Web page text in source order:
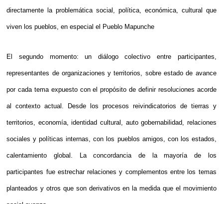
directamente la problemática social, política, económica, cultural que
viven los pueblos, en especial el Pueblo Mapunche
El segundo momento: un diálogo colectivo entre participantes,
representantes de organizaciones y territorios, sobre estado de avance
por cada tema expuesto con el propósito de definir resoluciones acorde
al contexto actual. Desde los procesos reivindicatorios de tierras y
territorios, economía, identidad cultural, auto gobernabilidad, relaciones
sociales y políticas internas, con los pueblos amigos, con los estados,
calentamiento global. La concordancia de la mayoría de los
participantes fue estrechar relaciones y complementos entre los temas
planteados y otros que son derivativos en la medida que el movimiento